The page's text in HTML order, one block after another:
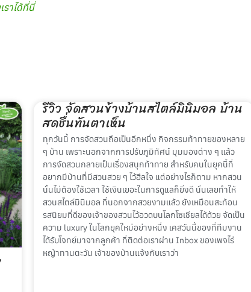
ราได้ที่นี่
รีวิว จัดสวนข้างบ้านสไตล์มินิมอล บ้าน
สดชื่นทันตาเห็น
ทุกวันนี้ การจัดสวนถือเป็นอีกหนึ่ง กิจกรรมท้าทายของหลาย
ๆ บ้าน เพราะนอกจากการปรับภูมิทัศน์ มุมมองต่าง ๆ แล้ว
การจัดสวนกลายเป็นเรื่องสนุกท้าทาย สำหรับคนในยุคนี้ที่
อยากมีบ้านที่มีสวนสวย ๆ ไว้ฮีลใจ แต่อย่างไรก็ตาม หากสวน
นั้นไม่ต้องใช้เวลา ใช้เงินเยอะในการดูแลก็ยิ่งดี นั่นเลยทำให้
สวนสไตล์มินิมอล ที่นอกจากสวยงามแล้ว ยังเหมือนสะท้อน
รสนิยมที่ดีของเจ้าของสวนไว้อวดบนโลกโซเชียลได้ด้วย จัดเป็น
ความ luxury ในโลกยุคใหม่อย่างหนึ่ง เคสวันนี้ของที่ทีมงาน
ได้รับโจทย์มาจากลูกค้า ที่ติดต่อเราผ่าน Inbox ของเพจไร่
หญ้าทานตะวัน เจ้าของบ้านแจ้งกับเราว่า